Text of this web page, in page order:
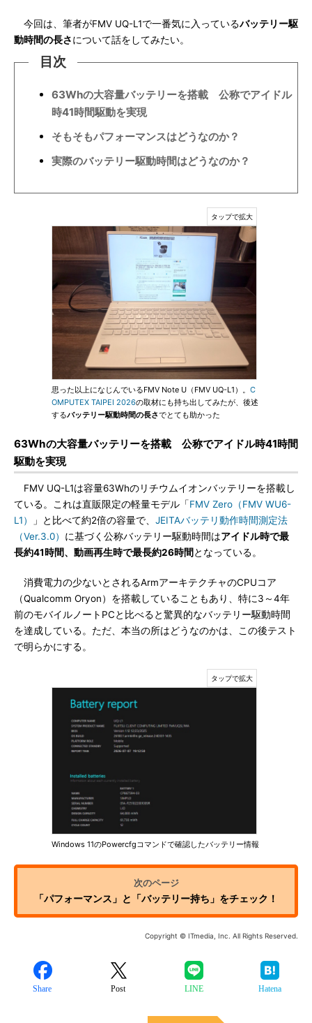
今回は、筆者がFMV UQ-L1で一番気に入っているバッテリー駆
動時間の長さについて話をしてみたい。
目次
63Whの大容量バッテリーを搭載 公称でアイドル
時41時間駆動を実現
そもそもパフォーマンスはどうなのか？
実際のバッテリー駆動時間はどうなのか？
思った以上になじんでいるFMV Note U（FMV UQ-L1）。 C
OMPUTEX TAIPEI 2026の取材にも持ち出してみたが、後述
するバッテリー駆動時間の長さでとても助かった
63Whの大容量バッテリーを搭載 公称でアイドル時41時間
駆動を実現
FMV UQ-L1は容量63Whのリチウムイオンバッテリーを搭載し
ている。これは直販限定の軽量モデル「FMV Zero（FMV WU6-
L1）
」と比べて約2倍の容量で、 JEITAバッテリ動作時間測定法
（Ver.3.0） に基づく公称バッテリー駆動時間はアイドル時で最
長約41時間、動画再生時で最長約26時間 となっている。
消費電力の少ないとされるArmアーキテクチャのCPUコア
（Qualcomm Oryon）を搭載していることもあり、特に3～4年
前のモバイルノートPCと比べると驚異的なバッテリー駆動時間
を達成している。ただ、本当の所はどうなのかは、この後テスト
で明らかにする。
Windows 11のPowercfgコマンドで確認したバッテリー情報
「パフォーマンス」と「バッテリー持ち」をチェック！
Copyright © ITmedia, Inc. All Rights Reserved.
Share Post LINE Hatena